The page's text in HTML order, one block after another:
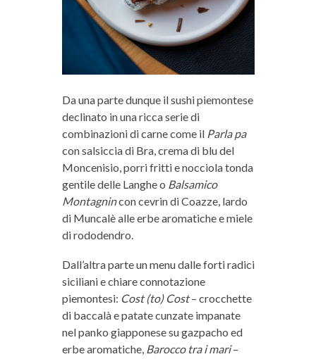
Da una parte dunque il sushi piemontese
declinato in una ricca serie di
combinazioni di carne come il Parla pa
con salsiccia di Bra, crema di blu del
Moncenisio, porri fritti e nocciola tonda
gentile delle Langhe o Balsamico
Montagnincon cevrin di Coazze, lardo
di Muncalè alle erbe aromatiche e miele
di rododendro.
Dall’altra parte un menu dalle forti radici
siciliani e chiare connotazione
piemontesi: Cost (to) Cost– crocchette
di baccalà e patate cunzate impanate
nel panko giapponese su gazpacho ed
erbe aromatiche, Barocco tra i mari–